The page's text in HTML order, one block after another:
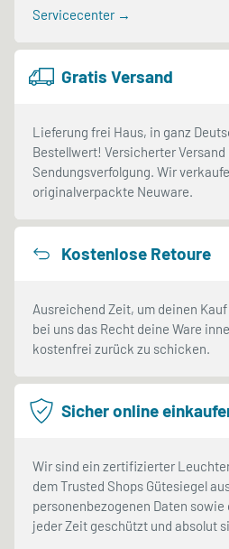
Servicecenter →
Gratis Versand
Lieferung frei Haus, in ganz
Bestellwert! Versicherter Versand
Sendungsverfolgung. Wir
originalverpackte Neuware.
Kostenlose Retoure
Ausreichend Zeit, um deinen
bei uns das Recht deine Ware
kostenfrei zurück zu schicken.
Sicher online
Wir sind ein zertifizierter
dem Trusted Shops Gütesiegel
personenbezogenen Daten
jeder Zeit geschützt und absolut